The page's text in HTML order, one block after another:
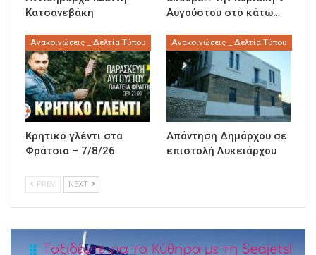
Κατσανεβάκη
Αυγούστου στο κάτω…
Ανακοινώσεις _ Δελτία Τύπου
Κρητικό γλέντι στα
Φράτσια – 7/8/26
Ανακοινώσεις _ Δελτία Τύπου
Απάντηση Δημάρχου σε
επιστολή Λυκειάρχου
PREV NEXT